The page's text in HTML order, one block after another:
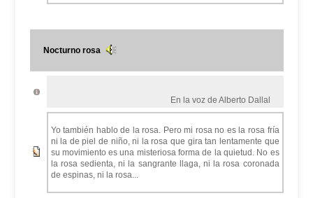
Nocturno rosa
En la voz de Alberto Dallal
Yo también hablo de la rosa. Pero mi rosa no es la rosa fría
ni la de piel de niño, ni la rosa que gira tan lentamente que
su movimiento es una misteriosa forma de la quietud. No es
la rosa sedienta, ni la sangrante llaga, ni la rosa coronada
de espinas, ni la rosa...